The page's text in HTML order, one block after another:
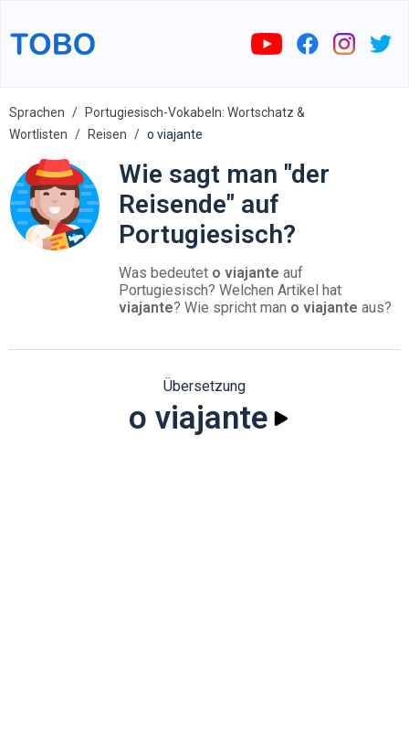
Sprachen
Portugiesisch-Vokabeln: Wortschatz &
Wortlisten
Reisen o viajante
Wie sagt man "der
Reisende" auf
Portugiesisch?
Was bedeutet o viajante auf
Portugiesisch? Welchen Artikel hat
viajante? Wie spricht man o viajante aus?
Übersetzung
o viajante